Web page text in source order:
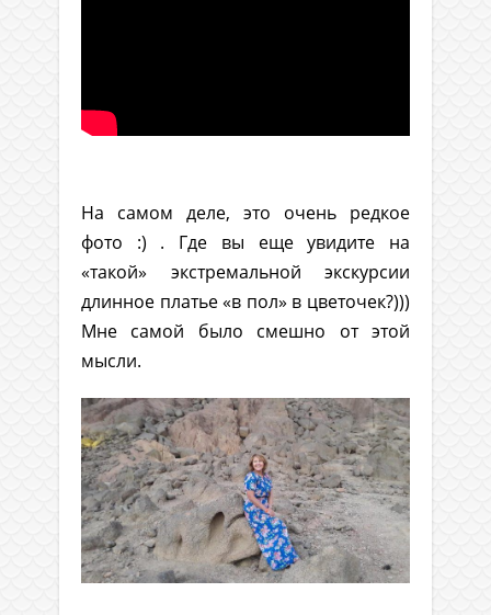
На самом деле, это очень редкое
фото :) . Где вы еще увидите на
«такой» экстремальной экскурсии
длинное платье «в пол» в цветочек?)))
Мне самой было смешно от этой
мысли.